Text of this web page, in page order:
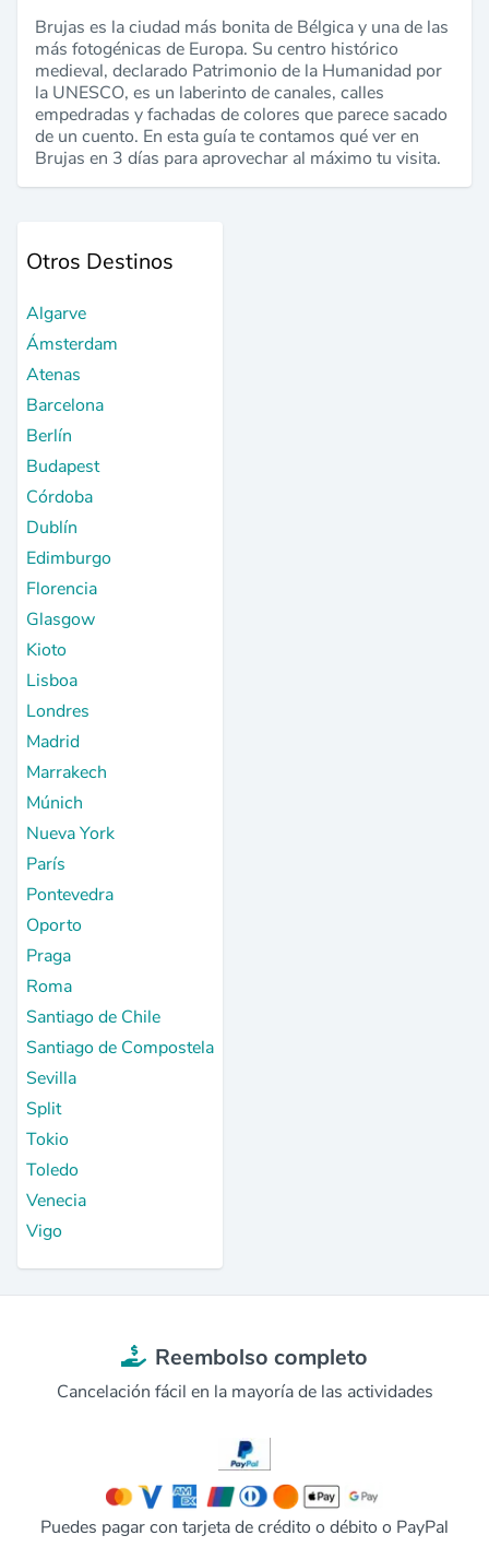
Brujas es la ciudad más bonita de Bélgica y una de las
más fotogénicas de Europa. Su centro histórico
medieval, declarado Patrimonio de la Humanidad por
la UNESCO, es un laberinto de canales, calles
empedradas y fachadas de colores que parece sacado
de un cuento. En esta guía te contamos qué ver en
Brujas en 3 días para aprovechar al máximo tu visita.
Otros Destinos
Algarve
Ámsterdam
Atenas
Barcelona
Berlín
Budapest
Córdoba
Dublín
Edimburgo
Florencia
Glasgow
Kioto
Lisboa
Londres
Madrid
Marrakech
Múnich
Nueva York
París
Pontevedra
Oporto
Praga
Roma
Santiago de Chile
Santiago de Compostela
Sevilla
Split
Tokio
Toledo
Venecia
Vigo
Reembolso completo
Cancelación fácil en la mayoría de las actividades
Puedes pagar con tarjeta de crédito o débito o PayPal